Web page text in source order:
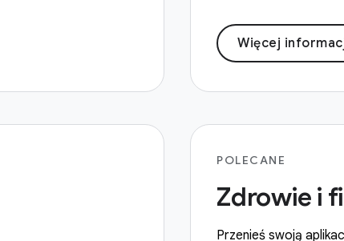
Więcej
POLECANE
Zdrowie i
Przenieś swoją